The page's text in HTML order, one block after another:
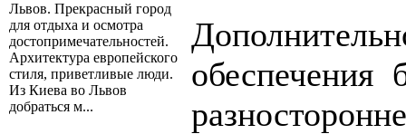
Львов. Прекрасный город
для отдыха и осмотра
достопримечательностей.
Архитектура европейского
стиля, приветливые люди.
Из Киева во Львов
добраться м...
обеспечения